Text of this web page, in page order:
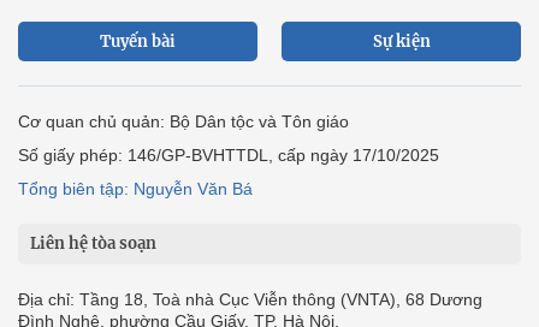
Tuyến bài Sự kiện
Cơ quan chủ quản: Bộ Dân tộc và Tôn giáo
Số giấy phép: 146/GP-BVHTTDL, cấp ngày 17/10/2025
Tổng biên tập: Nguyễn Văn Bá
Liên hệ tòa soạn
Địa chỉ: Tầng 18, Toà nhà Cục Viễn thông (VNTA), 68 Dương
Đình Nghệ, phường Cầu Giấy, TP. Hà Nội.